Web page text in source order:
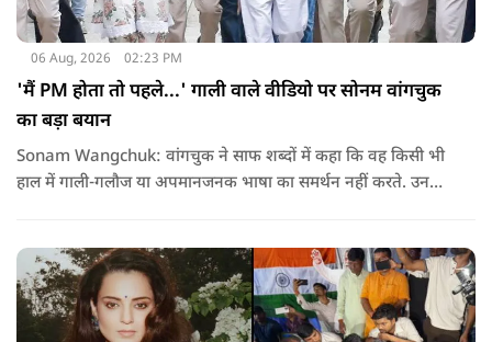
06 Aug, 2026 02:23 PM
'मैं PM होता तो पहले...' गाली वाले वीडियो पर सोनम वांगचुक
का बड़ा बयान
Sonam Wangchuk: वांगचुक ने साफ शब्दों में कहा कि वह किसी भी
हाल में गाली-गलौज या अपमानजनक भाषा का समर्थन नहीं करते. उनका